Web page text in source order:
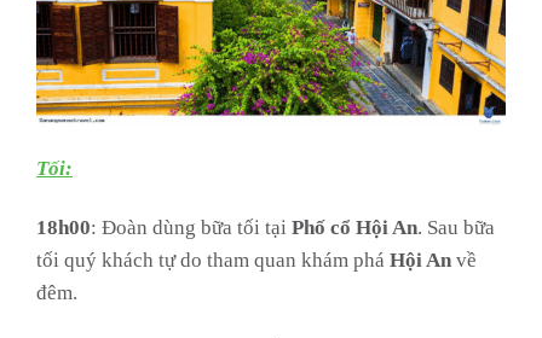
Tối:
18h00: Đoàn dùng bữa tối tại Phố cổ Hội An. Sau bữa
tối quý khách tự do tham quan khám phá Hội An về
đêm.